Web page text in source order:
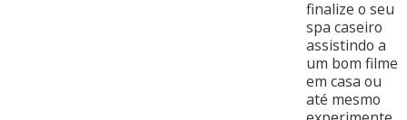
finalize o seu
spa caseiro
assistindo a
um bom filme
em casa ou
até mesmo